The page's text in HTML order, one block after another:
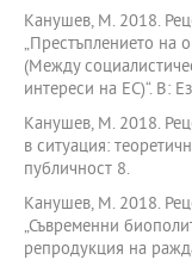
Канушев, М. 2018.
„Престъплението на
(Между
интереси на ЕС)“. В:
Канушев, М. 2018.
в ситуация:
публичност 8.
Канушев, М. 2018.
„Съвременни
репродукция на